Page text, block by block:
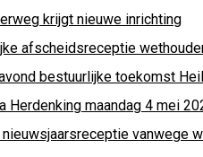
krijgt nieuwe inrichting
afscheidsreceptie
bestuurlijke toekomst
Herdenking maandag 4 mei
nieuwsjaarsreceptie vanwege